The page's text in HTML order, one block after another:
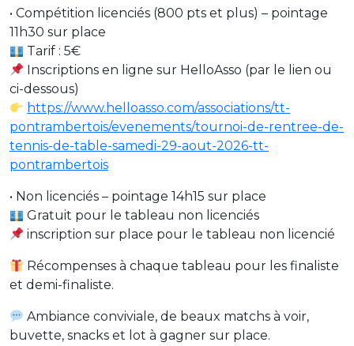
• Compétition licenciés (800 pts et plus) – pointage
11h30 sur place
Tarif : 5€
Inscriptions en ligne sur HelloAsso (par le lien ou
ci-dessous)
https://www.helloasso.com/associations/tt-
pontrambertois/evenements/tournoi-de-rentree-de-
tennis-de-table-samedi-29-aout-2026-tt-
pontrambertois
• Non licenciés – pointage 14h15 sur place
Gratuit pour le tableau non licenciés
inscription sur place pour le tableau non licencié
Récompenses à chaque tableau pour les finaliste
et demi-finaliste.
Ambiance conviviale, de beaux matchs à voir,
buvette, snacks et lot à gagner sur place.